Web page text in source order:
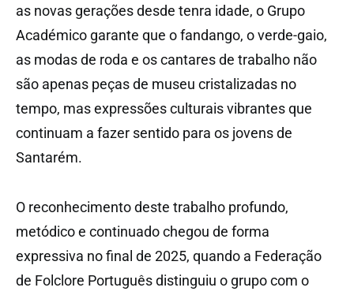
as novas gerações desde tenra idade, o Grupo
Académico garante que o fandango, o verde-gaio,
as modas de roda e os cantares de trabalho não
são apenas peças de museu cristalizadas no
tempo, mas expressões culturais vibrantes que
continuam a fazer sentido para os jovens de
Santarém.
O reconhecimento deste trabalho profundo,
metódico e continuado chegou de forma
expressiva no final de 2025, quando a Federação
de Folclore Português distinguiu o grupo com o